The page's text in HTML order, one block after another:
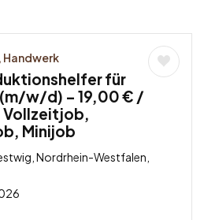
für
w/d) – 19,00 € /
Vollzeitjob,
Minijob
Nordrhein-Westfalen,